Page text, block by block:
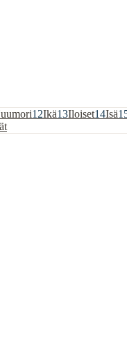
12Ikä13Iloiset14Isä